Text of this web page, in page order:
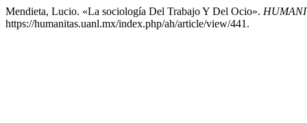
Mendieta, Lucio. «La sociología Del Trabajo Y Del Ocio».
https://humanitas.uanl.mx/index.php/ah/article/view/441.